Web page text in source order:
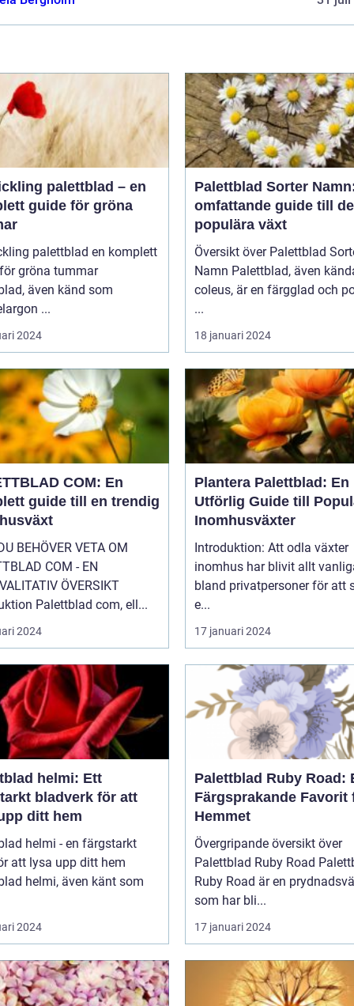
palettblad – en
guide för gröna
palettblad en komplett
gröna tummar
även känd som
...
2024
Palettblad Sorter
omfattande guide till
populära växt
Översikt över Palettblad
Namn Palettblad, även kända som
coleus, är en färgglad och
...
18 januari 2024
COM: En
guide till en trendig
BEHÖVER VETA OM
COM - EN
ÖVERSIKT
Palettblad com, ell...
2024
Plantera Palettblad: En
Utförlig Guide till
Inomhusväxter
Introduktion: Att odla växter
inomhus har blivit allt
bland privatpersoner för att
e...
17 januari 2024
helmi: Ett
bladverk för att
ditt hem
helmi - en färgstarkt
att lysa upp ditt hem
helmi, även känt som
2024
Palettblad Ruby Road:
Färgsprakande Favorit
Hemmet
Övergripande översikt över
Palettblad Ruby Road Palettblad
Ruby Road är en
som har bli...
17 januari 2024